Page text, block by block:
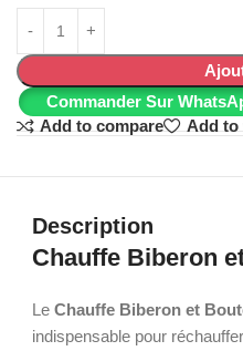
Commander Sur
Add to compare
Add to
Description
Chauffe Biberon
LeChauffe Biberon et
indispensable pour